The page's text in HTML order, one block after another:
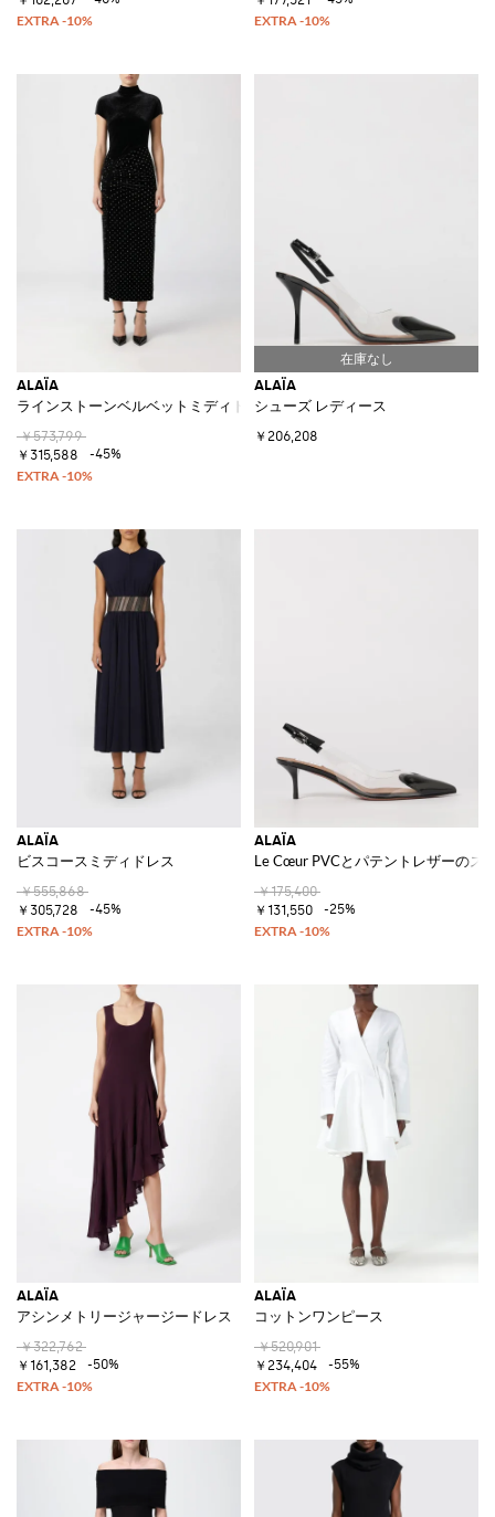
ALAÏA
ラインストーンベルベットミディドレス
￥573,799
￥315,588
-45%
ALAÏA
シューズ レディース
￥206,208
ALAÏA
ビスコースミディドレス
￥555,868
￥305,728
-45%
ALAÏA
Le Cœur PVCとパテントレザーのス
￥175,400
￥131,550
-25%
ALAÏA
アシンメトリージャージードレス
￥322,762
￥161,382
-50%
ALAÏA
コットンワンピース
￥520,901
￥234,404
-55%